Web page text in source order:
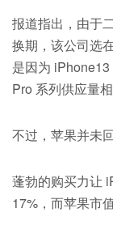
报道指出，由于
换期，该公司选
是因为
Pro 系列供应量相
不过，苹果并未
蓬勃的购买力让
17%，而苹果市